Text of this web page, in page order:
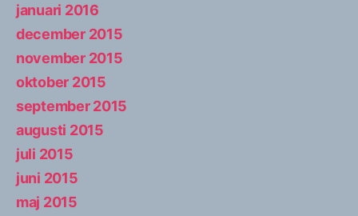
januari 2016
december 2015
november 2015
oktober 2015
september 2015
augusti 2015
juli 2015
juni 2015
maj 2015